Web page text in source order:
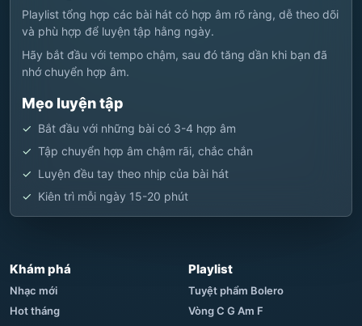
Playlist tổng hợp các bài hát có hợp âm rõ ràng, dễ theo dõi
và phù hợp để luyện tập hằng ngày.
Hãy bắt đầu với tempo chậm, sau đó tăng dần khi bạn đã
nhớ chuyển hợp âm.
Mẹo luyện tập
Bắt đầu với những bài có 3-4 hợp âm
Tập chuyển hợp âm chậm rãi, chắc chắn
Luyện đều tay theo nhịp của bài hát
Kiên trì mỗi ngày 15-20 phút
Khám phá
Nhạc mới
Hot tháng
Playlist
Tuyệt phẩm Bolero
Vòng C G Am F